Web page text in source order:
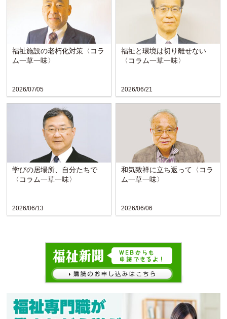
2026/07/05
福祉施設の老朽化対策〈コラ
ム一草一味〉
2026/06/21
福祉と環境は切り離せない
〈コラム一草一味〉
2026/06/13
学びの居場所、自分たちで
〈コラム一草一味〉
2026/06/06
和気致祥に立ち返って〈コラ
ム一草一味〉